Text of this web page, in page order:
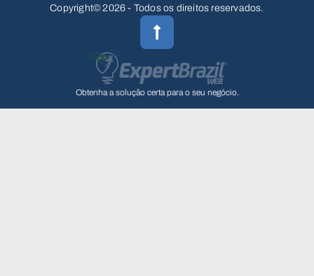
Copyright© 2026 - Todos os direitos reservados.
Obtenha a solução certa para o seu negócio.